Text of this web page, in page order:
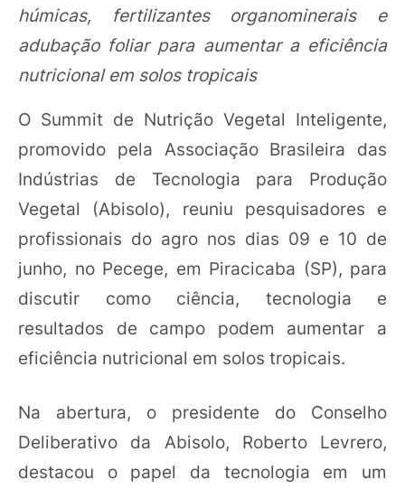
húmicas, fertilizantes organominerais e
adubação foliar para aumentar a eficiência
nutricional em solos tropicais
O Summit de Nutrição Vegetal Inteligente,
promovido pela Associação Brasileira das
Indústrias de Tecnologia para Produção
Vegetal (Abisolo), reuniu pesquisadores e
profissionais do agro nos dias 09 e 10 de
junho, no Pecege, em Piracicaba (SP), para
discutir como ciência, tecnologia e
resultados de campo podem aumentar a
eficiência nutricional em solos tropicais.
Na abertura, o presidente do Conselho
Deliberativo da Abisolo, Roberto Levrero,
destacou o papel da tecnologia em um